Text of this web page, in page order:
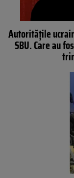
Autoritățile
SBU. Care au